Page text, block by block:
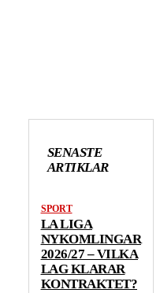
SENASTE
ARTIKLAR
SPORT
LA LIGA
NYKOMLINGAR
2026/27 – VILKA
LAG KLARAR
KONTRAKTET?